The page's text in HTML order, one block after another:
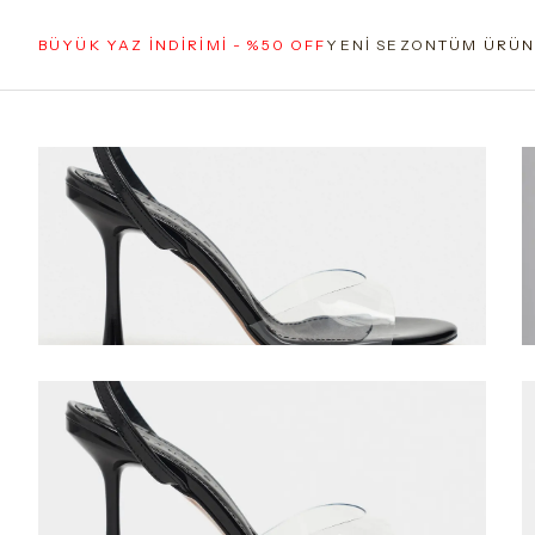
BÜYÜK YAZ İNDİRİMİ - %50 OFF YENİ SEZONTÜM